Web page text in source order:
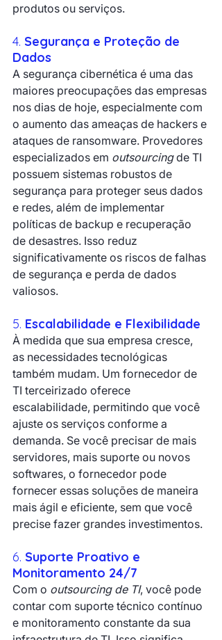
produtos ou serviços.
4. Segurança e Proteção de
Dados
A segurança cibernética é uma das
maiores preocupações das empresas
nos dias de hoje, especialmente com
o aumento das ameaças de hackers e
ataques de ransomware. Provedores
especializados em outsourcing de TI
possuem sistemas robustos de
segurança para proteger seus dados
e redes, além de implementar
políticas de backup e recuperação
de desastres. Isso reduz
significativamente os riscos de falhas
de segurança e perda de dados
valiosos.
5. Escalabilidade e Flexibilidade
À medida que sua empresa cresce,
as necessidades tecnológicas
também mudam. Um fornecedor de
TI terceirizado oferece
escalabilidade, permitindo que você
ajuste os serviços conforme a
demanda. Se você precisar de mais
servidores, mais suporte ou novos
softwares, o fornecedor pode
fornecer essas soluções de maneira
mais ágil e eficiente, sem que você
precise fazer grandes investimentos.
6. Suporte Proativo e
Monitoramento 24/7
Com o outsourcing de TI, você pode
contar com suporte técnico contínuo
e monitoramento constante da sua